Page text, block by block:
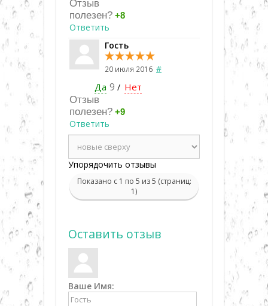
Отзыв
полезен? +8
Ответить
Гость
20 июля 2016 #
Да 9 / Нет
Отзыв
полезен? +9
Ответить
Упорядочить отзывы
Показано с 1 по 5 из 5 (страниц:
1)
Оставить отзыв
Ваше Имя: